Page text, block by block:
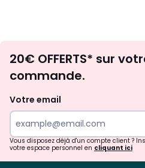
20€ OFFERTS* sur
commande.
Votre email
Vous disposez déjà d'un compte client ?
votre espace personnel en cliquant ici